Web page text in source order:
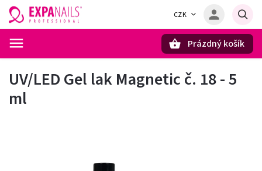
CZK
Prázdný košík
UV/LED Gel lak Magnetic č. 18 - 5
ml